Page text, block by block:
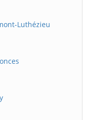
Luthézieu